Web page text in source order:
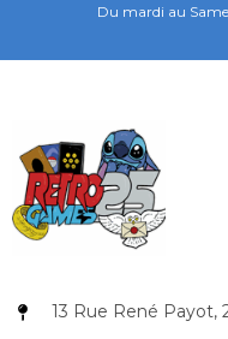
Du mardi au
13 Rue René Payot,